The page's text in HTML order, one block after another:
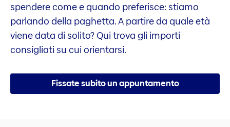
spendere come e quando preferisce: stiamo
parlando della paghetta. A partire da quale età
viene data di solito? Qui trova gli importi
consigliati su cui orientarsi.
Fissate subito un appuntamento